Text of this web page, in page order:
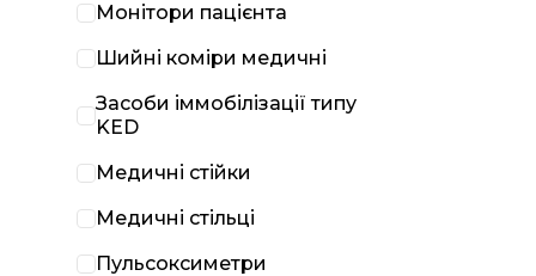
Монітори пацієнта
Шийні коміри медичні
Засоби іммобілізації типу
KED
Медичні стійки
Медичні стільці
Пульсоксиметри